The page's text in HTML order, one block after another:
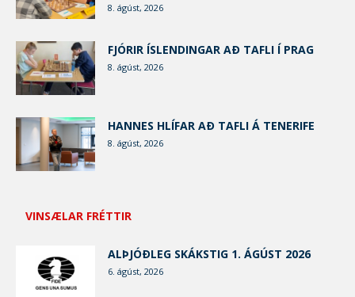
8. ágúst, 2026
FJÓRIR ÍSLENDINGAR AÐ TAFLI Í PRAG
8. ágúst, 2026
HANNES HLÍFAR AÐ TAFLI Á TENERIFE
8. ágúst, 2026
VINSÆLAR FRÉTTIR
ALÞJÓÐLEG SKÁKSTIG 1. ÁGÚST 2026
6. ágúst, 2026